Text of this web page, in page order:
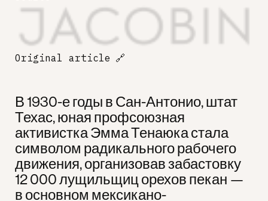
В 1930-е годы в Сан-Антонио, штат
Техас, юная профсоюзная
активистка Эмма Тенаюка стала
символом радикального рабочего
движения, организовав забастовку
12 000 лущильщиц орехов пекан —
в основном мексикано-
Original article 🔗